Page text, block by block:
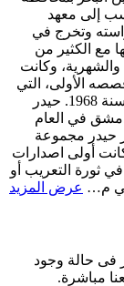
إلى معهد
وتخرج في
مع الكثير من
والشهرية، وكانت
قصصه الأولى، التي
صدرت في مجموعة حكايا النورس المهاجر في سنة 1968. حيدر
في العام
حيدر مجموعة
الكتب كانت أولى اصدارات
ليشارك في ثورة التعريب أو
في م… عرض المزيد
فى حالة وجود
مباشرة.